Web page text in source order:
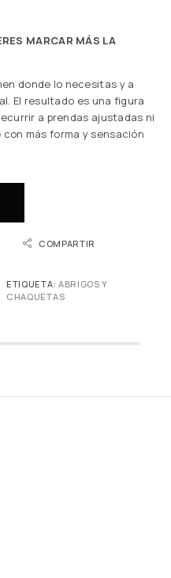
MARCAR MÁS LA
donde lo necesitas y a
El resultado es una figura
a prendas ajustadas ni
más forma y sensación
COMPARTIR
ETIQUETA: ABRIGOS Y
CHAQUETAS